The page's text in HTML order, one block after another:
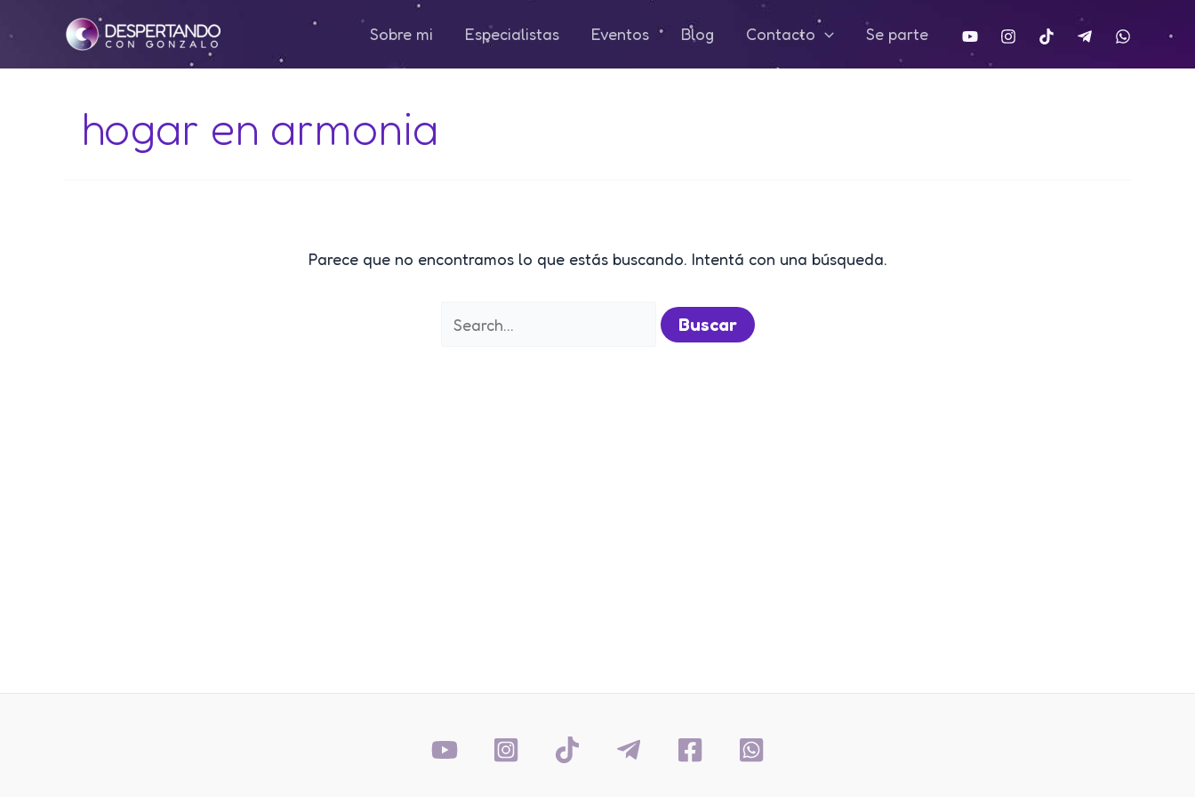
al
contenido
Sobre mi Especialistas Eventos Blog Contacto Se parte
hogar en armonia
Parece que no encontramos lo que estás buscando. Intentá con una búsqueda.
Buscar